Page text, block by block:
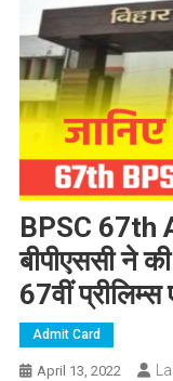
BPSC 67th
बीपीएससी ने
67वीं प्रीलिम्स
Admit Card
April 13, 2022